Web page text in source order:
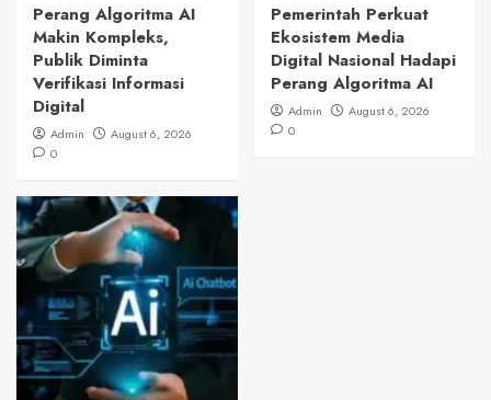
Perang Algoritma AI
Makin Kompleks,
Publik Diminta
Verifikasi Informasi
Digital
Admin
August 6, 2026
0
Pemerintah Perkuat
Ekosistem Media
Digital Nasional Hadapi
Perang Algoritma AI
Admin
August 6, 2026
0